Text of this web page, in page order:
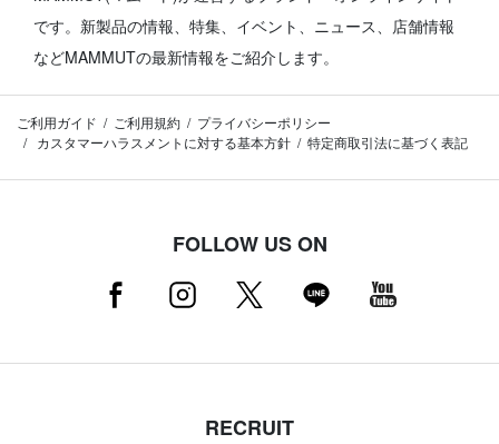
です。 新製品の情報、特集、イベント、ニュース、店舗情報
などMAMMUTの最新情報をご紹介します。
ご利用ガイド ご利用規約
プライバシーポリシー
カスタマーハラスメントに対する基本方針
特定商取引法に基づく表記
FOLLOW US ON
RECRUIT